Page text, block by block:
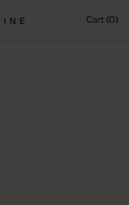
Cart (0)